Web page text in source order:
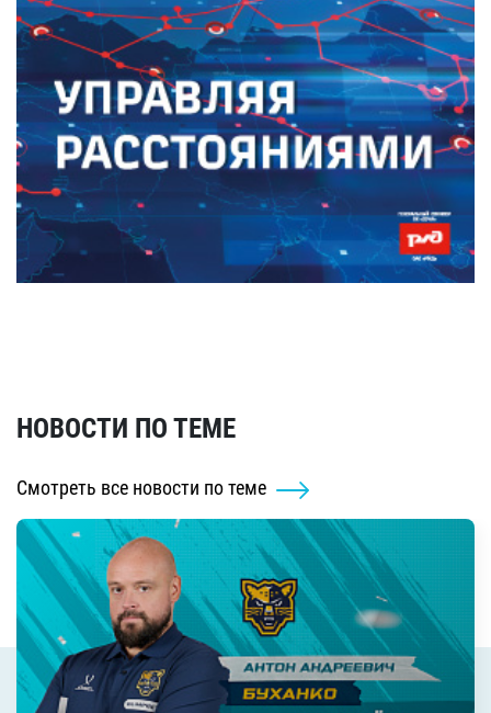
НОВОСТИ ПО ТЕМЕ
Смотреть все новости по теме